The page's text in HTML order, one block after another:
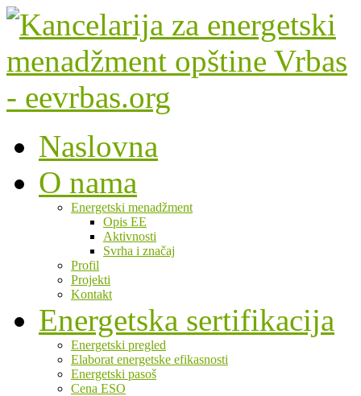
Naslovna
O nama
Energetski menadžment
Opis EE
Aktivnosti
Svrha i značaj
Profil
Projekti
Kontakt
Energetska sertifikacija
Energetski pregled
Elaborat energetske efikasnosti
Energetski pasoš
Cena ESO